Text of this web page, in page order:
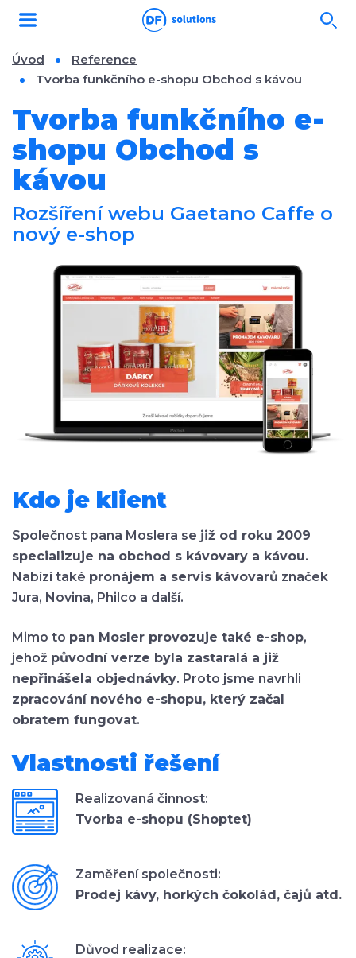
Úvod
Reference
Tvorba funkčního e-shopu Obchod s kávou
Tvorba funkčního e-
shopu Obchod s
kávou
Rozšíření webu Gaetano Caffe o
nový e-shop
Kdo je klient
Společnost pana Moslera se již od roku 2009
specializuje na obchod s kávovary a kávou.
Nabízí také pronájem a servis kávovarů značek
Jura, Novina, Philco a další.
Mimo to pan Mosler provozuje také e-shop,
jehož původní verze byla zastaralá a již
nepřinášela objednávky. Proto jsme navrhli
zpracování nového e-shopu, který začal
obratem fungovat.
Vlastnosti řešení
Realizovaná činnost:
Tvorba e-shopu (Shoptet)
Zaměření společnosti:
Prodej kávy, horkých čokolád, čajů atd.
Důvod realizace: